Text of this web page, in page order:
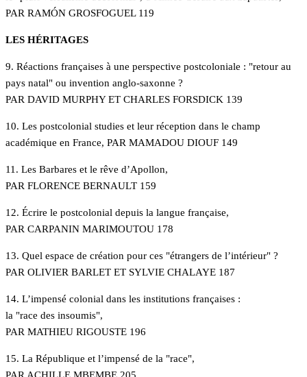
PAR RAMÓN GROSFOGUEL 119
LES HÉRITAGES
9. Réactions françaises à une perspective postcoloniale : "retour au
pays natal" ou invention anglo-saxonne ?
PAR DAVID MURPHY ET CHARLES FORSDICK 139
10. Les postcolonial studies et leur réception dans le champ
académique en France, PAR MAMADOU DIOUF 149
11. Les Barbares et le rêve d’Apollon,
PAR FLORENCE BERNAULT 159
12. Écrire le postcolonial depuis la langue française,
PAR CARPANIN MARIMOUTOU 178
13. Quel espace de création pour ces "étrangers de l’intérieur" ?
PAR OLIVIER BARLET ET SYLVIE CHALAYE 187
14. L’impensé colonial dans les institutions françaises :
la "race des insoumis",
PAR MATHIEU RIGOUSTE 196
15. La République et l’impensé de la "race",